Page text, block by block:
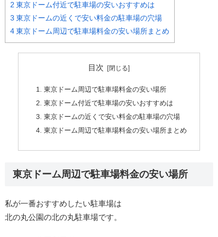
2 東京ドーム付近で駐車場の安いおすすめは
3 東京ドームの近くで安い料金の駐車場の穴場
4 東京ドーム周辺で駐車場料金の安い場所まとめ
目次
東京ドーム周辺で駐車場料金の安い場所
東京ドーム付近で駐車場の安いおすすめは
東京ドームの近くで安い料金の駐車場の穴場
東京ドーム周辺で駐車場料金の安い場所まとめ
東京ドーム周辺で駐車場料金の安い場所
私が一番おすすめしたい駐車場は
北の丸公園の北の丸駐車場です。